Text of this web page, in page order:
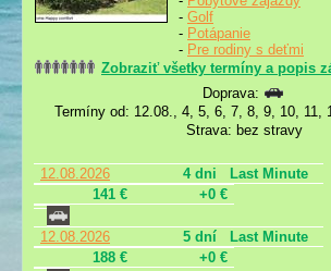
- Golf
- Potápanie
- Pre rodiny s deťmi
Zobraziť všetky termíny a popis
Doprava:
Termíny od: 12.08., 4, 5, 6, 7, 8, 9, 10, 11,
Strava: bez stravy
12.08.2026 4 dni
Last Minute
141 €
+0 €
12.08.2026 5 dní
Last Minute
188 €
+0 €